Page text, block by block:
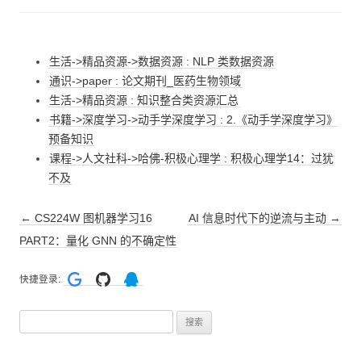
生活->精品资源->数据资源 : NLP 类数据资源
通识->paper : 论文期刊_医药生物领域
生活->精品资源 : 知识整合类资源汇总
书籍->深度学习->动手学深度学习 : 2.《动手学深度学习》
预备知识
课程->人文社科->哈佛-积极心理学 : 积极心理学14：过犹
不及
文
章
航
← CS224W 图机器学习16
PART2：量化 GNN 的不确定性
AI 信息时代下的逆流与主动 →
快捷登录: